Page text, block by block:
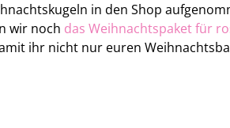
in den Shop
wir noch das Weihnachtspaket für
ihr nicht nur euren